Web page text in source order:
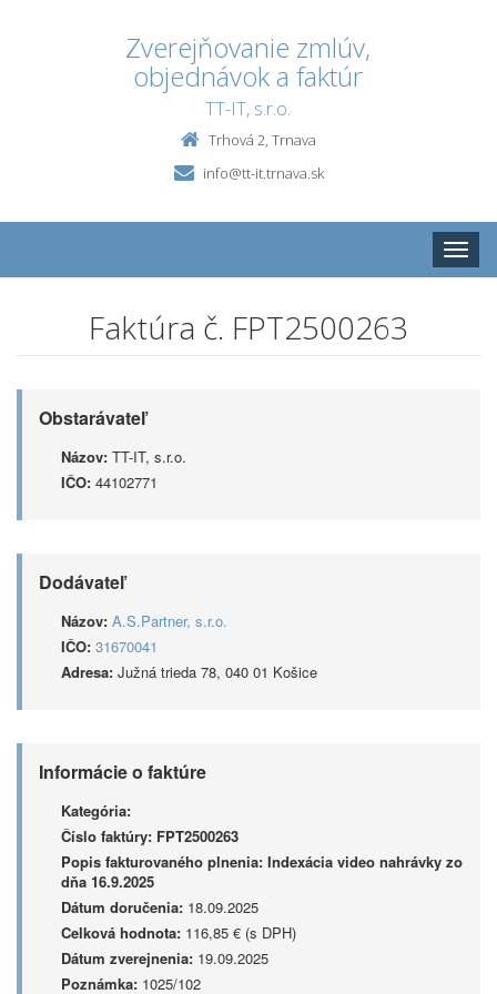
Zverejňovanie zmlúv,
objednávok a faktúr
TT-IT, s.r.o.
Trhová 2, Trnava
info@tt-it.trnava.sk
Toggle
Faktúra č. FPT2500263
Obstarávateľ
Názov: TT-IT, s.r.o.
IČO: 44102771
Dodávateľ
Názov: A.S.Partner, s.r.o.
IČO: 31670041
Adresa: Južná trieda 78, 040 01 Košice
Informácie o faktúre
Kategória:
Číslo faktúry: FPT2500263
Popis fakturovaného plnenia: Indexácia video nahrávky zo
dňa 16.9.2025
Dátum doručenia: 18.09.2025
Celková hodnota: 116,85 € (s DPH)
Dátum zverejnenia: 19.09.2025
Poznámka: 1025/102